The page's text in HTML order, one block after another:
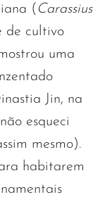
( Carassius
de cultivo
uma
Jin, na
esqueci
mesmo).
habitarem